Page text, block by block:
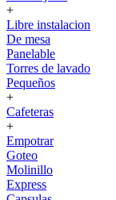
+
Libre instalacion
De mesa
Panelable
Torres de lavado
Pequeños
+
Cafeteras
+
Empotrar
Goteo
Molinillo
Express